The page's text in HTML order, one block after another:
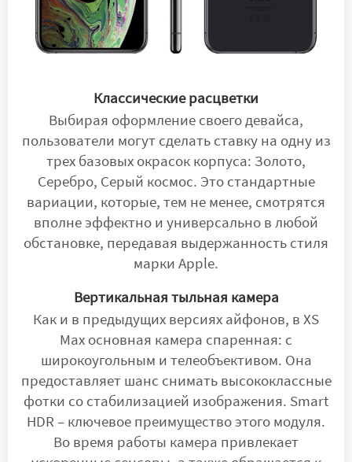
Классические расцветки
Выбирая оформление своего девайса,
пользователи могут сделать ставку на одну из
трех базовых окрасок корпуса: Золото,
Серебро, Серый космос. Это стандартные
вариации, которые, тем не менее, смотрятся
вполне эффектно и универсально в любой
обстановке, передавая выдержанность стиля
марки Apple.
Вертикальная тыльная камера
Как и в предыдущих версиях айфонов, в XS
Max основная камера спаренная: с
широкоугольным и телеобъективом. Она
предоставляет шанс снимать высококлассные
фотки со стабилизацией изображения. Smart
HDR – ключевое преимущество этого модуля.
Во время работы камера привлекает